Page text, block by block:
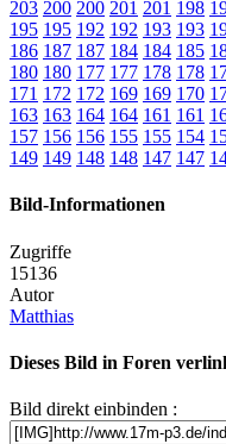
203 200 200 201 201 198
195 195 192 192 193 193
186 187 187 184 184 185
180 180 177 177 178 178
171 172 172 169 169 170
163 163 164 164 161 161
157 156 156 155 155 154
149 149 148 148 147 147
Bild-Informationen
Zugriffe
15136
Autor
Matthias
Dieses Bild in Foren
Bild direkt einbinden :